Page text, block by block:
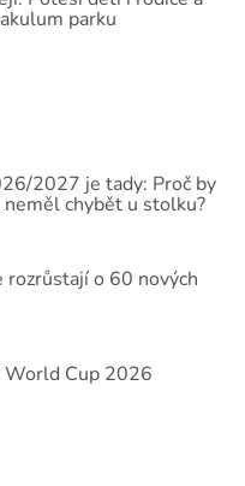
parku
2027 je tady: Proč by
chybět u stolku?
o 60 nových
World Cup 2026